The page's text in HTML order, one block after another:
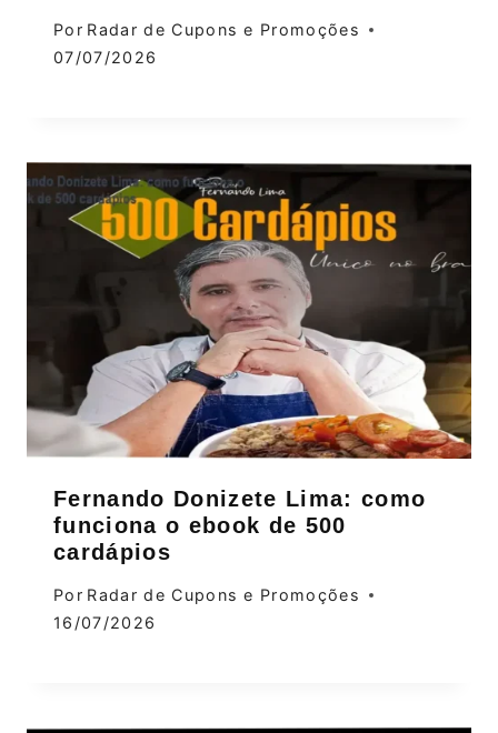
Por Radar de Cupons e Promoções
07/07/2026
Fernando Donizete Lima: como
funciona o ebook de 500
cardápios
Por Radar de Cupons e Promoções
16/07/2026